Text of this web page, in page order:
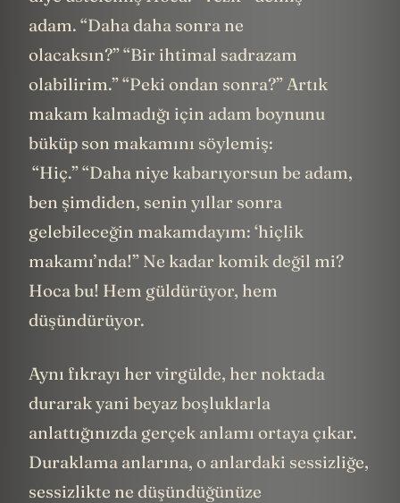
adam. “Daha daha sonra ne
olacaksın?” “Bir ihtimal sadrazam
olabilirim.” “Peki ondan sonra?” Artık
makam kalmadığı için adam boynunu
büküp son makamını söylemiş:
“Hiç.” “Daha niye kabarıyorsun be adam,
ben şimdiden, senin yıllar sonra
gelebileceğin makamdayım: ‘hiçlik
makamı’nda!” Ne kadar komik değil mi?
Hoca bu! Hem güldürüyor, hem
düşündürüyor.
Aynı fıkrayı her virgülde, her noktada
durarak yani beyaz boşluklarla
anlattığınızda gerçek anlamı ortaya çıkar.
Duraklama anlarına, o anlardaki sessizliğe,
sessizlikte ne düşündüğünüze